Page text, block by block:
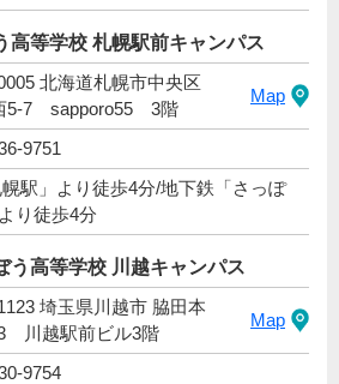
高等学校 札幌駅前キャンパス
北海道札幌市中央区
5-7 sapporo55 3階
Map
9751
駅」より徒歩4分/地下鉄「さっぽ
り徒歩4分
う高等学校 川越キャンパス
埼玉県川越市 脇田本
川越駅前ビル3階
Map
9754